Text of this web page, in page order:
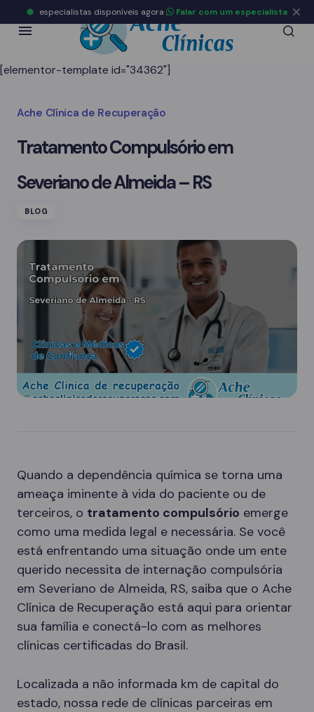
[elementor-template id="34362"]
Ache Clínica de Recuperação
Tratamento Compulsório em
Severiano de Almeida – RS
BLOG
Quando a dependência química se torna uma
ameaça iminente à vida do paciente ou de
terceiros, o tratamento compulsório emerge
como uma medida legal e necessária. Se você
está enfrentando uma situação onde um ente
querido necessita de internação compulsória
em Severiano de Almeida, RS, saiba que o Ache
Clínica de Recuperação está aqui para orientar
sua família e conectá-lo com as melhores
clínicas certificadas do Brasil.
Localizada a não informada km de capital do
estado, nossa rede de clínicas parceiras em
especialistas disponíveis agora Falar com um especialista